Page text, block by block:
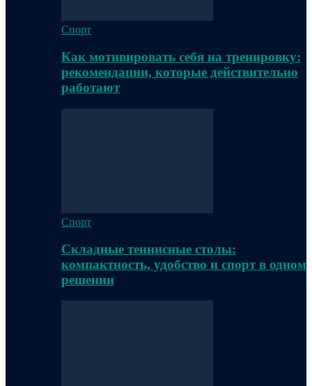
Спорт
Как мотивировать себя на тренировку:
рекомендации, которые действительно
работают
Спорт
Складные теннисные столы:
компактность, удобство и спорт в одном
решении